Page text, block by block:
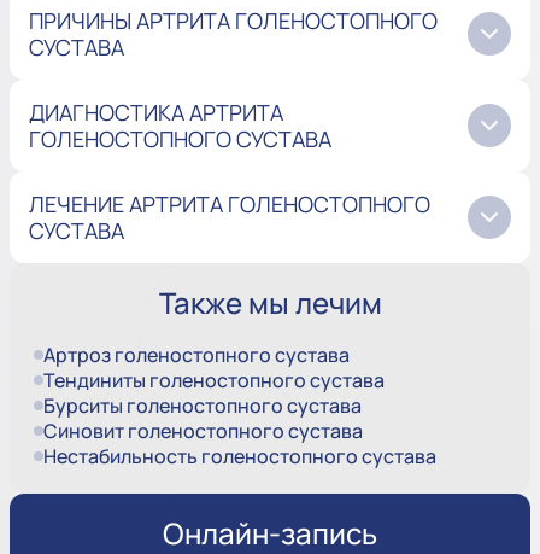
ПРИЧИНЫ АРТРИТА ГОЛЕНОСТОПНОГО
СУСТАВА
ДИАГНОСТИКА АРТРИТА
ГОЛЕНОСТОПНОГО СУСТАВА
ЛЕЧЕНИЕ АРТРИТА ГОЛЕНОСТОПНОГО
СУСТАВА
Также мы лечим
Артроз голеностопного сустава
Тендиниты голеностопного сустава
Бурситы голеностопного сустава
Синовит голеностопного сустава
Нестабильность голеностопного сустава
Онлайн-запись